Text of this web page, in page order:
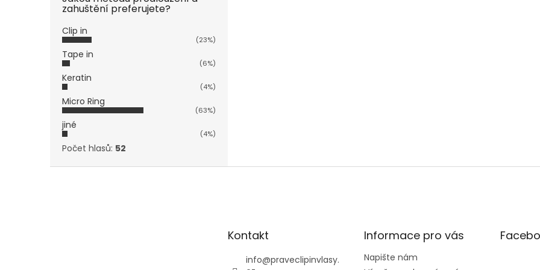
zahuštění preferujete?
Clip in
(23%)
Tape in
(6%)
Keratin
(4%)
Micro Ring
(63%)
jiné
(4%)
Počet hlasů: 52
Kontakt
info@praveclipinvlasy.
Informace pro vás
Napište nám